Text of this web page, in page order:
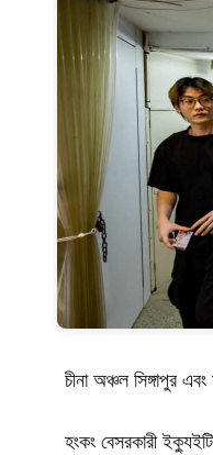
চীনা অঞ্চল সিঙ্গাপুর
হংকং বেসরকারী